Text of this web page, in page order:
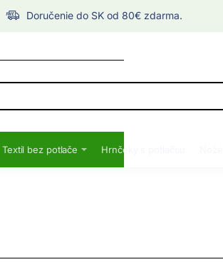
Doručenie do SK od 80€ zdarma.
Textil bez potlače Hrnčeky s potlačou